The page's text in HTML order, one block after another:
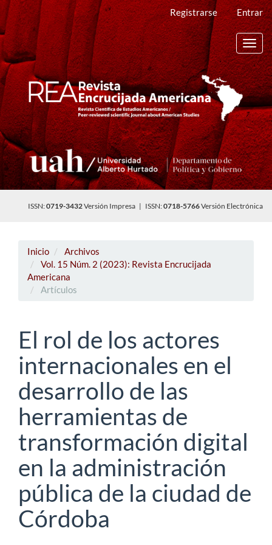
Navegación
principal
Contenido
principal
Barra
lateral
Registrarse Entrar
ISSN:0719-3432Versión Impresa | ISSN:0718-5766Versión Electrónica
Inicio
Archivos
Vol. 15 Núm. 2 (2023): Revista Encrucijada
Americana
Artículos
El rol de los actores
internacionales en el
desarrollo de las
herramientas de
transformación digital
en la administración
pública de la ciudad de
Córdoba